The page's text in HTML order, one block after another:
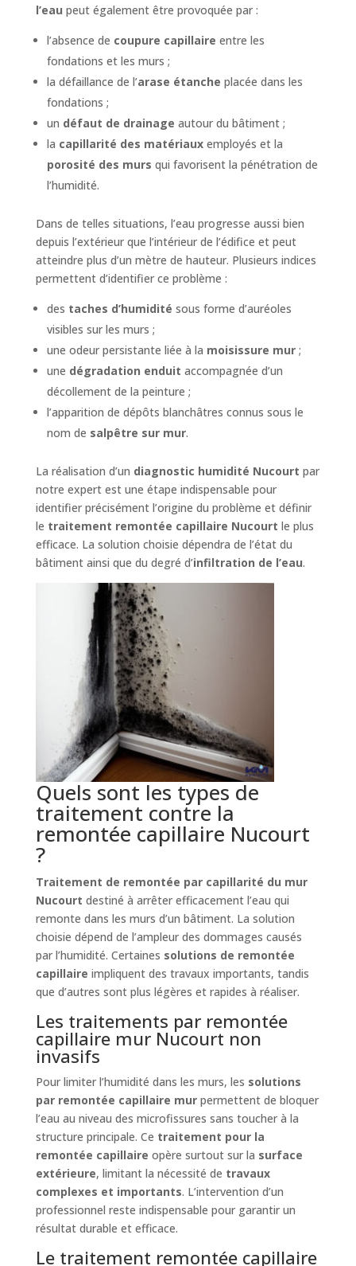
l’eau peut également être provoquée par :
l’absence de coupure capillaire entre les
fondations et les murs ;
la défaillance de l’arase étanche placée dans les
fondations ;
un défaut de drainage autour du bâtiment ;
la capillarité des matériauxemployés et la
porosité des murs qui favorisent la pénétration de
l’humidité.
Dans de telles situations, l’eau progresse aussi bien
depuis l’extérieur que l’intérieur de l’édifice et peut
atteindre plus d’un mètre de hauteur. Plusieurs indices
permettent d’identifier ce problème :
des taches d’humidité sous forme d’auréoles
visibles sur les murs ;
une odeur persistante liée à la moisissure mur;
une dégradation enduit accompagnée d’un
décollement de la peinture ;
l’apparition de dépôts blanchâtres connus sous le
nom de salpêtre sur mur.
La réalisation d’un diagnostic humidité Nucourt par
notre expert est une étape indispensable pour
identifier précisément l’origine du problème et définir
le traitement remontée capillaire Nucourt le plus
efficace. La solution choisie dépendra de l’état du
bâtiment ainsi que du degré d’infiltration de l’eau.
Quels sont les types de
traitement contre la
remontée capillaire Nucourt
?
Traitement de remontée par capillarité du mur
Nucourt destiné à arrêter efficacement l’eau qui
remonte dans les murs d’un bâtiment. La solution
choisie dépend de l’ampleur des dommages causés
par l’humidité. Certaines solutions de remontée
capillaire impliquent des travaux importants, tandis
que d’autres sont plus légères et rapides à réaliser.
Les traitements par remontée
capillaire mur Nucourt non
invasifs
Pour limiter l’humidité dans les murs, les solutions
par remontée capillaire murpermettent de bloquer
l’eau au niveau des microfissures sans toucher à la
structure principale. Ce traitement pour la
remontée capillaire opère surtout sur la surface
extérieure, limitant la nécessité de travaux
complexes et importants. L’intervention d’un
professionnel reste indispensable pour garantir un
résultat durable et efficace.
Le traitement remontée capillaire